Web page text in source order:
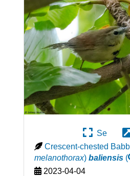
Se
Crescent-chested
melanothorax) baliensis(
2023-04-04